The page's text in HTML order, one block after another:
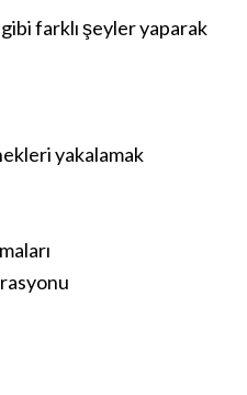
farklı şeyler yaparak
yakalamak